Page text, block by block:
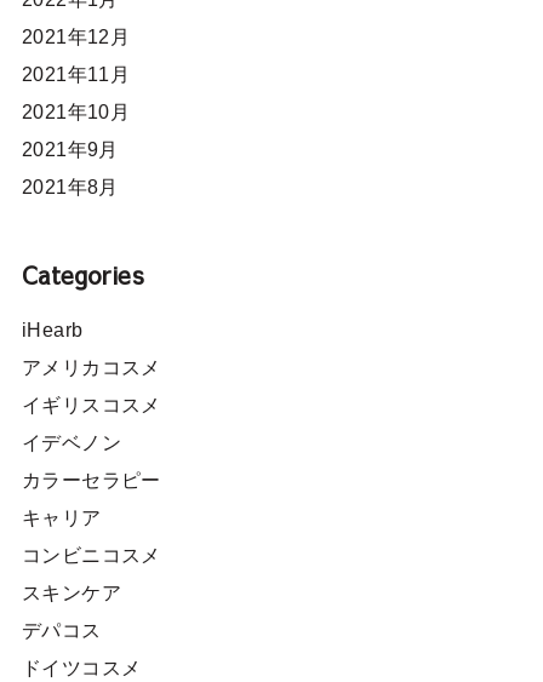
2021年12月
2021年11月
2021年10月
2021年9月
2021年8月
Categories
iHearb
アメリカコスメ
イギリスコスメ
イデベノン
カラーセラピー
キャリア
コンビニコスメ
スキンケア
デパコス
ドイツコスメ